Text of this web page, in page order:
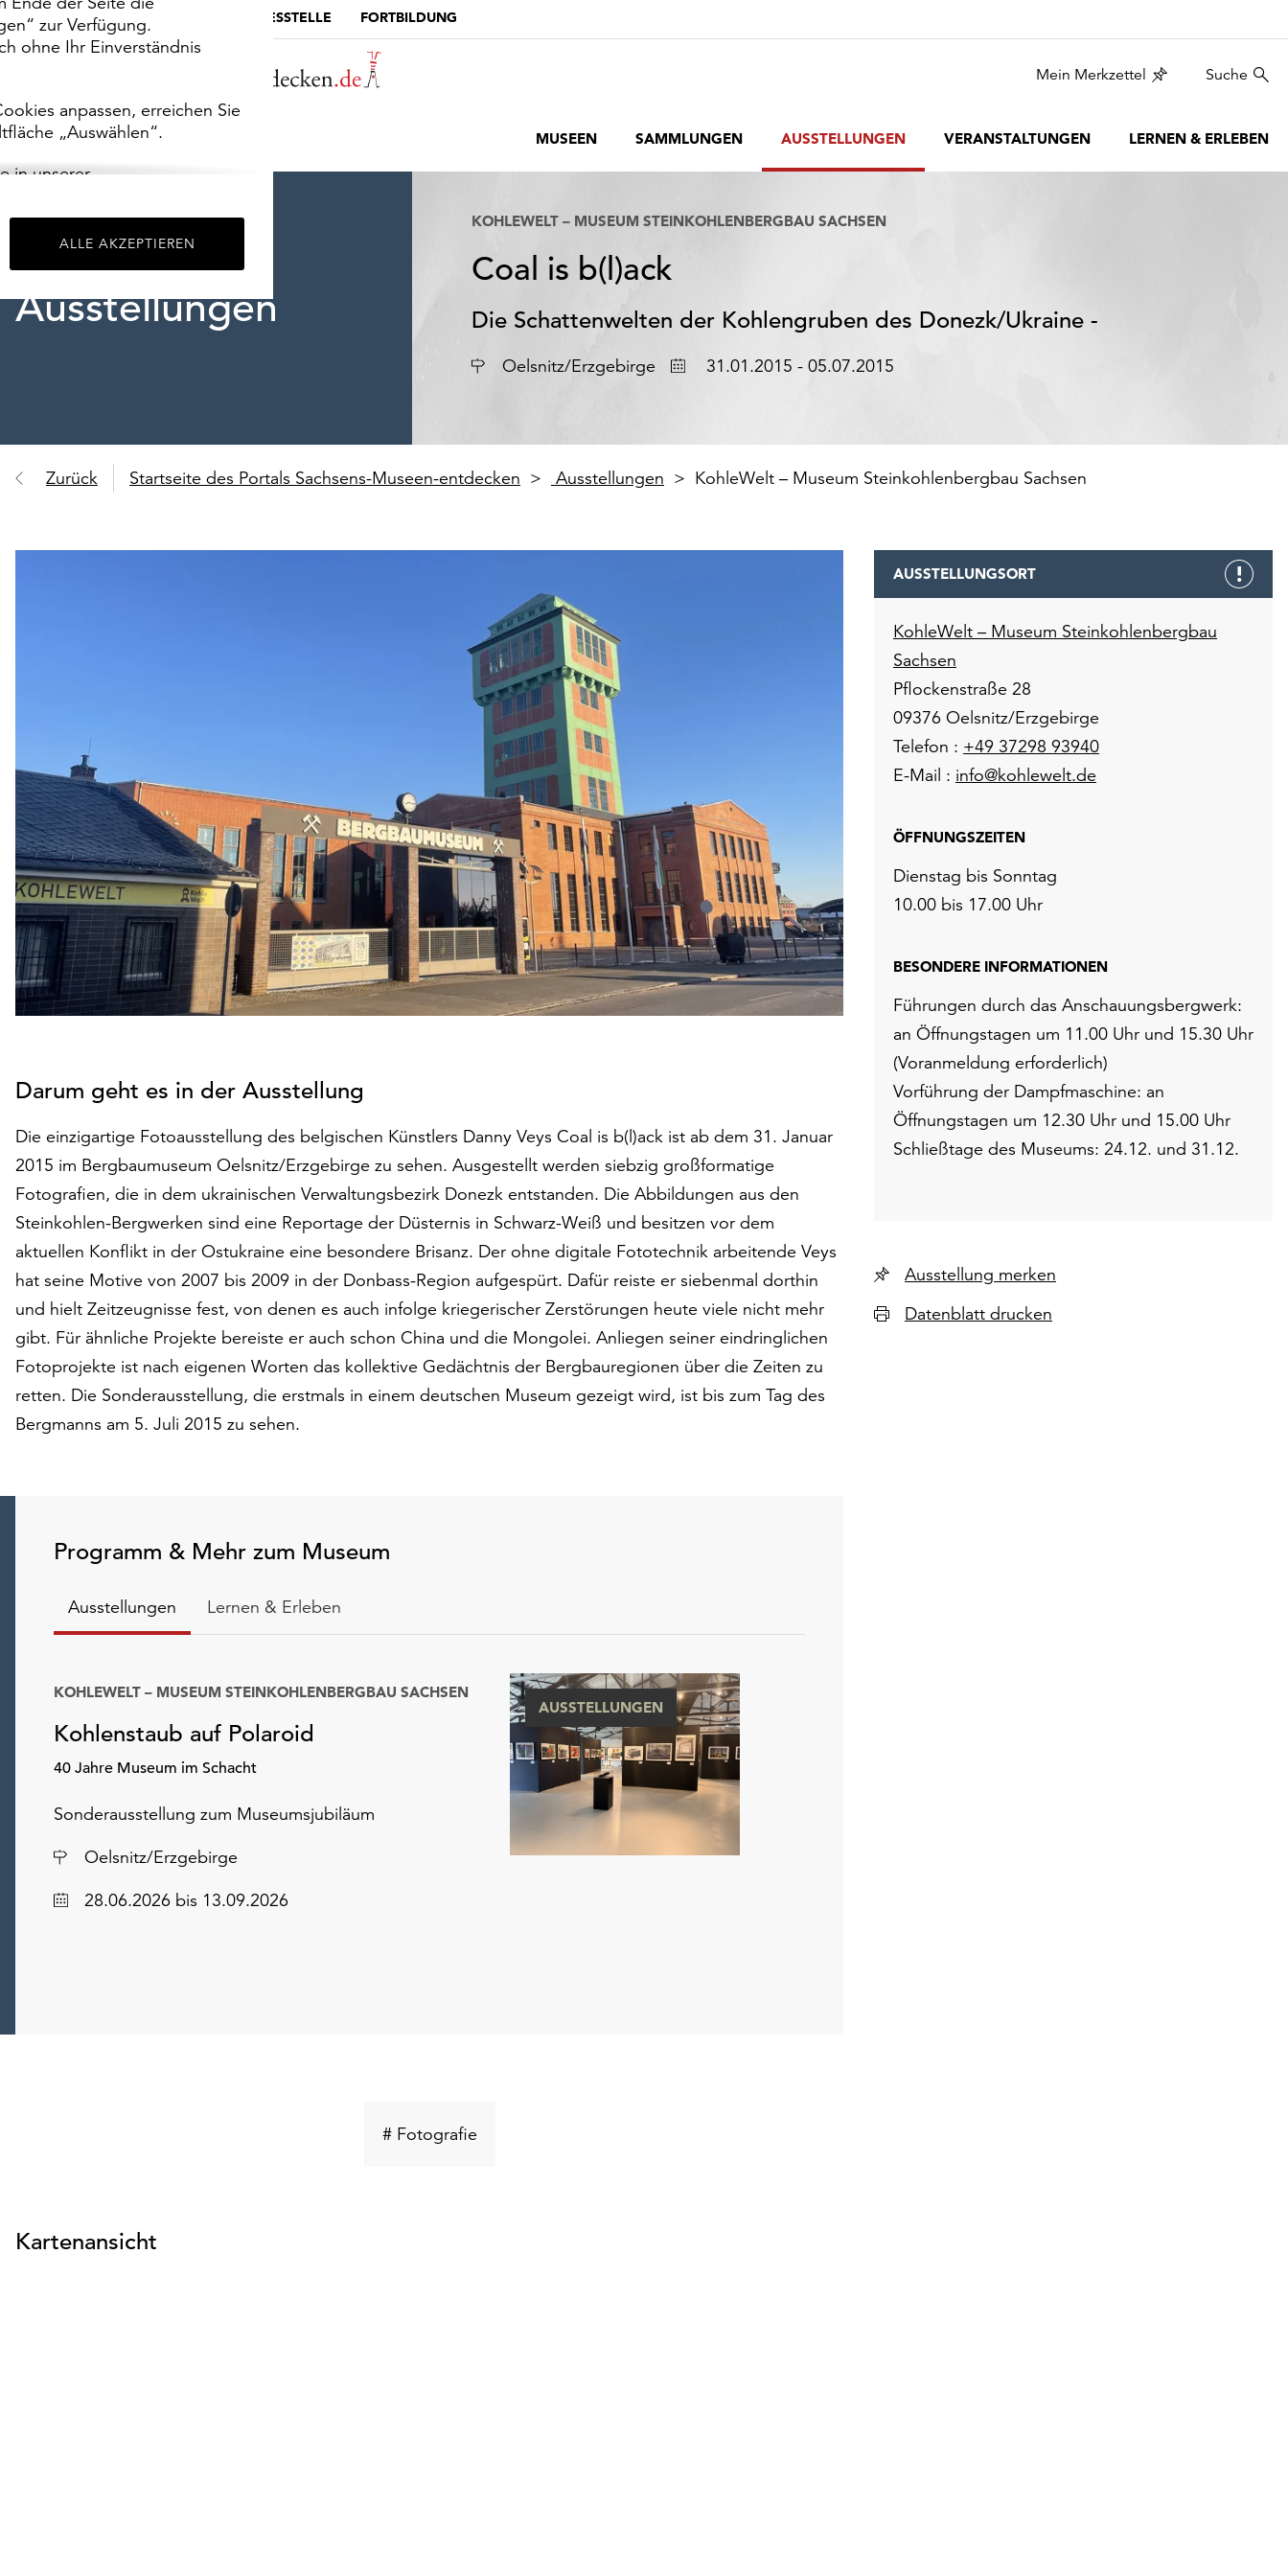
zur Verfügung.
ohne Ihr Einverständnis
anpassen, erreichen Sie
„Auswählen“.
in unserer
ALLE AKZEPTIEREN
MUSEUMSPORTAL DIE LANDESSTELLE FORTBILDUNG
Mein Merkzettel Suche
MUSEEN SAMMLUNGEN AUSSTELLUNGEN VERANSTALTUNGEN LERNEN & ERLEBEN
Ausstellungen
KOHLEWELT – MUSEUM STEINKOHLENBERGBAU SACHSEN
Coal is b(l)ack
Die Schattenwelten der Kohlengruben des Donezk/Ukraine -
Ort Oelsnitz/Erzgebirge Datum31.01.2015 - 05.07.2015
Zurück Startseite des Portals Sachsens-Museen-entdecken Ausstellungen KohleWelt – Museum Steinkohlenbergbau Sachsen
Darum geht es in der Ausstellung
Die einzigartige Fotoausstellung des belgischen Künstlers Danny Veys Coal is b(l)ack ist ab dem 31. Januar
2015 im Bergbaumuseum Oelsnitz/Erzgebirge zu sehen. Ausgestellt werden siebzig großformatige
Fotografien, die in dem ukrainischen Verwaltungsbezirk Donezk entstanden. Die Abbildungen aus den
Steinkohlen-Bergwerken sind eine Reportage der Düsternis in Schwarz-Weiß und besitzen vor dem
aktuellen Konflikt in der Ostukraine eine besondere Brisanz. Der ohne digitale Fototechnik arbeitende Veys
hat seine Motive von 2007 bis 2009 in der Donbass-Region aufgespürt. Dafür reiste er siebenmal dorthin
und hielt Zeitzeugnisse fest, von denen es auch infolge kriegerischer Zerstörungen heute viele nicht mehr
gibt. Für ähnliche Projekte bereiste er auch schon China und die Mongolei. Anliegen seiner eindringlichen
Fotoprojekte ist nach eigenen Worten das kollektive Gedächtnis der Bergbauregionen über die Zeiten zu
retten. Die Sonderausstellung, die erstmals in einem deutschen Museum gezeigt wird, ist bis zum Tag des
Bergmanns am 5. Juli 2015 zu sehen.
Programm & Mehr zum Museum
Ausstellungen Lernen & Erleben
Kohlenstaub auf Polaroid
40 Jahre Museum im Schacht
KOHLEWELT – MUSEUM STEINKOHLENBERGBAU SACHSEN
Sonderausstellung zum Museumsjubiläum
Ort
Oelsnitz/Erzgebirge
Datum28.06.2026 bis 13.09.2026
AUSSTELLUNGEN
# FotografieSchlüsselwort
Kartenansicht
AUSSTELLUNGSORT
KohleWelt – Museum Steinkohlenbergbau
Sachsen
Pflockenstraße 28
09376 Oelsnitz/Erzgebirge
Telefon : +49 37298 93940
E-Mail : info@kohlewelt.de
ÖFFNUNGSZEITEN
Dienstag bis Sonntag
10.00 bis 17.00 Uhr
BESONDERE INFORMATIONEN
Führungen durch das Anschauungsbergwerk:
an Öffnungstagen um 11.00 Uhr und 15.30 Uhr
(Voranmeldung erforderlich)
Vorführung der Dampfmaschine: an
Öffnungstagen um 12.30 Uhr und 15.00 Uhr
Schließtage des Museums: 24.12. und 31.12.
Ausstellung merken
Datenblatt drucken